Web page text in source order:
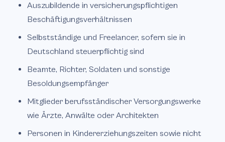
Auszubildende in versicherungspflichtigen
Beschäftigungsverhältnissen
Selbstständige und Freelancer, sofern sie in
Deutschland steuerpflichtig sind
Beamte, Richter, Soldaten und sonstige
Besoldungsempfänger
Mitglieder berufsständischer Versorgungswerke
wie Ärzte, Anwälte oder Architekten
Personen in Kindererziehungszeiten sowie nicht